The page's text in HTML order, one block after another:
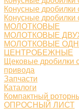
Конусные дробилки
Конусные
МОЛОТКОВЫЕ
МОЛОТКОВЫЕ
МОЛОТКОВЫЕ
ЦЕНТРОБЕЖНЫЕ
Щековые дробилки
привода
Запчасти
Каталоги
Компактный
ОПРОСНЫЙ ЛИСТ